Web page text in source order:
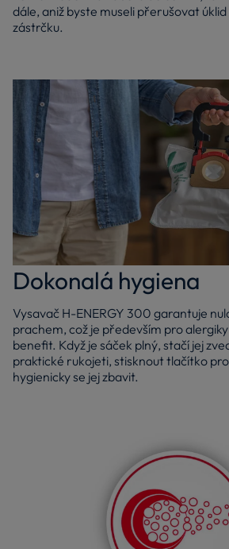
dále, aniž byste museli přerušovat
zástrčku.
Dokonalá hygiena
Vysavač H-ENERGY 300 garantuje
prachem, což je především pro
benefit. Když je sáček plný, stačí jej
praktické rukojeti, stisknout tlačítko
hygienicky se jej zbavit.